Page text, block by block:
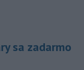
sa zadarmo